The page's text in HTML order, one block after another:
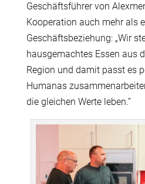
Geschäftsführer von
Kooperation auch mehr als
Geschäftsbeziehung: „Wir
hausgemachtes Essen aus
Region und damit passt es
Humanas
die gleichen Werte leben.”